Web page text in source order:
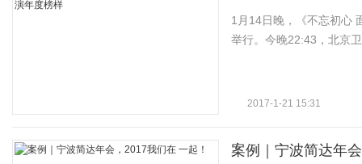
1月14日晚，《不忘初心
举行。今晚22:43，北京
2017-1-21 15:31
案例｜宁波简达年